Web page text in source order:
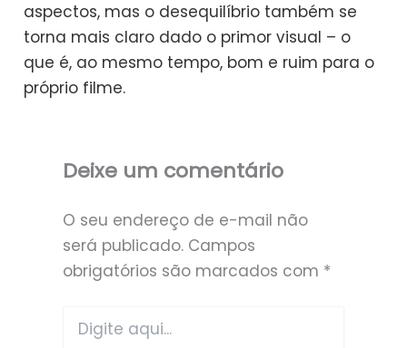
aspectos, mas o desequilíbrio também se
torna mais claro dado o primor visual – o
que é, ao mesmo tempo, bom e ruim para o
próprio filme.
Deixe um comentário
O seu endereço de e-mail não
será publicado. Campos
obrigatórios são marcados com *
aqui...